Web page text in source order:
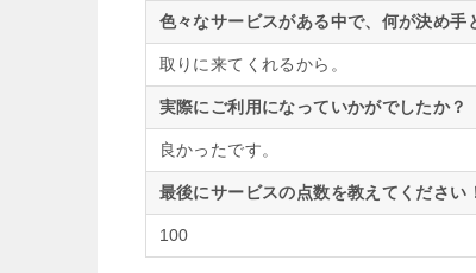
色々なサービスがある中で、何が決め
取りに来てくれるから。
実際にご利用になっていかがでしたか？
良かったです。
最後にサービスの点数を教えてください
100